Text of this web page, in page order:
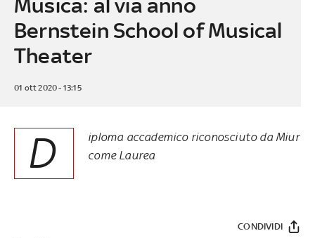
Musica: al via anno
Bernstein School of Musical
Theater
01 ott 2020 - 13:15
D
iploma accademico riconosciuto da Miur
come Laurea
CONDIVIDI